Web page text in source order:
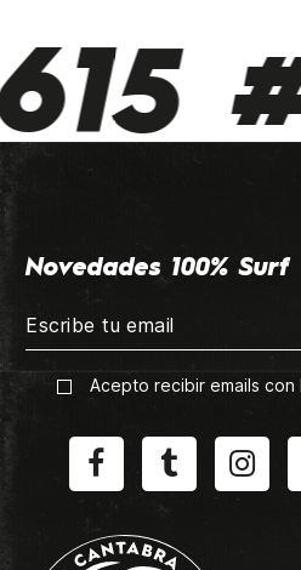
Novedades 100% Surf
Acepto recibir emails con